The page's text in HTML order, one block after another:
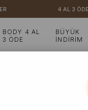
4 AL 3 ÖDE
BODY 4 AL
3 ÖDE
BÜYÜK
İNDİRİM